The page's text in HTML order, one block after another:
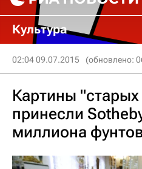
Культура
02:04 09.07.2015 (обновлено:
Картины
принесли
миллиона